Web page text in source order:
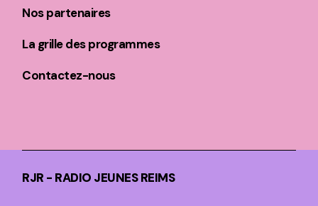
Nos partenaires
La grille des programmes
Contactez-nous
RJR - RADIO JEUNES REIMS